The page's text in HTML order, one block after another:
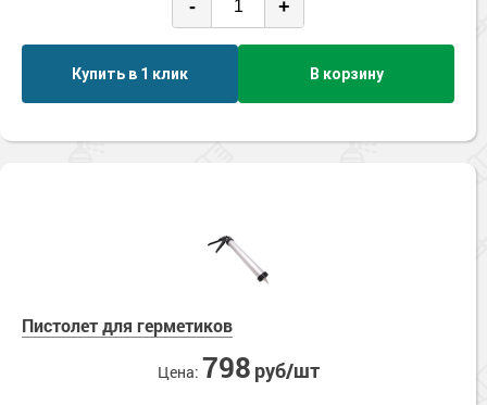
- +
Купить в 1 клик В корзину
Пистолет для герметиков
Цена: 798 руб/шт